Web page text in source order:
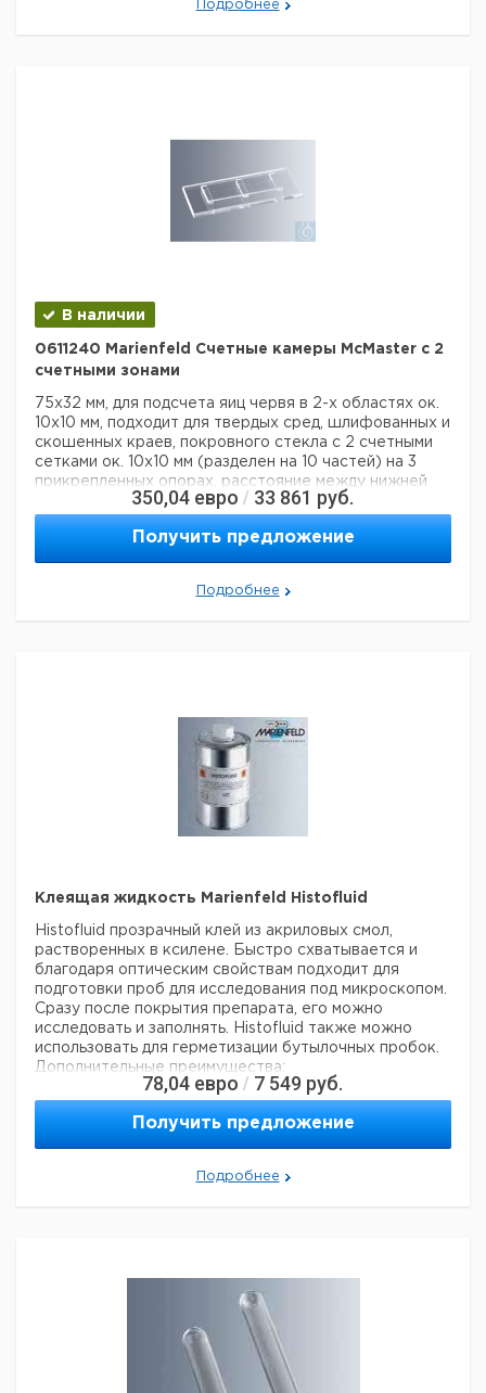
Подробнее
В наличии
0611240 Marienfeld Счетные камеры McMaster с 2
счетными зонами
75x32 мм, для подсчета яиц червя в 2-х областях ок.
10x10 мм, подходит для твердых сред, шлифованных и
скошенных краев, покровного стекла с 2 счетными
сетками ок. 10x10 мм (разделен на 10 частей) на 3
прикрепленных опорах, расстояние между нижней
пластиной и покровным стеклом ок. 1,5 мм
Технические данные:
4250317301178
Данные для перевозки (реальные данные могут
350,04 евро / 33 861 руб.
Получить предложение
Подробнее
Клеящая жидкость Marienfeld Histofluid
Histofluid прозрачный клей из акриловых смол,
растворенных в ксилене. Быстро схватывается и
благодаря оптическим свойствам подходит для
подготовки проб для исследования под микроскопом.
Сразу после покрытия препарата, его можно
исследовать и заполнять. Histofluid также можно
использовать для герметизации бутылочных пробок.
Дополнительные преимущества:
- при длительном хранении или изменении
температуры в слоях Histofluid не образуются
трещины или деформации
- не желтеет при УФ облучении
- не образует пузырьков
- сохраняются даже чувствительные окраски,
- водоотталкивающий, растворяется в ксилене,
ацетоне, хлороформе, диоксане и толуоле
- в плотно закрытых бутылях хранится
неограниченное время
- заливается в специальные бутыли для опасных
материалов с кодировкой ООН Из-за содержания
78,04 евро / 7 549 руб.
Получить предложение
Подробнее